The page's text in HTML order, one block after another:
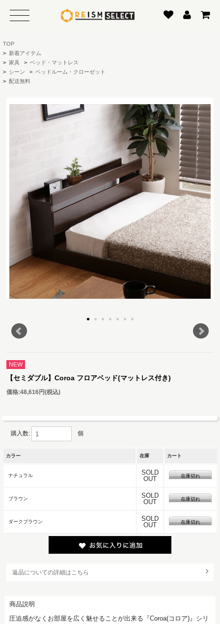
TOP
> 新着アイテム
> 家具 > ベッド・マットレス
> シーン > ベッドルーム・クローゼット
> 配送無料
NEW
【セミダブル】Coroa フロアベッド(マットレス付き)
価格:48,616円(税込)
購入数: 個
カラー 在庫 カート
ナチュラル
SOLD
OUT
在庫切れ
ブラウン
SOLD
OUT
在庫切れ
ダークブラウン
SOLD
OUT
在庫切れ
返品についての詳細はこちら
商品説明
圧迫感がなくお部屋を広く魅せることが出来る『Coroa(コロア)』シリ